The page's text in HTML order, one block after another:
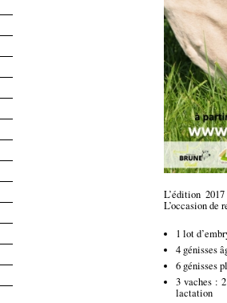
L’édition
L’occasion de
1 lot
4 génisses
6 génisses
3 vaches :
lactation